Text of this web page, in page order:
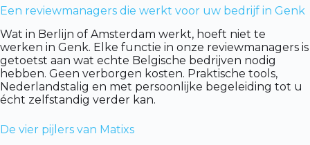
Een reviewmanagers die werkt voor uw bedrijf in Genk
Wat in Berlijn of Amsterdam werkt, hoeft niet te
werken in Genk. Elke functie in onze reviewmanagers is
getoetst aan wat echte Belgische bedrijven nodig
hebben. Geen verborgen kosten. Praktische tools,
Nederlandstalig en met persoonlijke begeleiding tot u
écht zelfstandig verder kan.
De vier pijlers van Matixs